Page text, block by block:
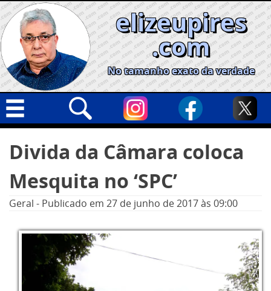
Skip
to
content
elizeupires
.com
No tamanho exato da verdade
Geral
Cidades
Política
Informe especial
por:
Divida da Câmara coloca
Mesquita no ‘SPC’
Geral - Publicado em 27 de junho de 2017às 09:00